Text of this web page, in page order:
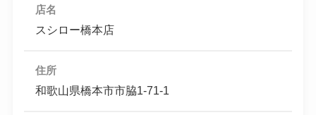
店名
スシロー橋本店
住所
和歌山県橋本市市脇1-71-1